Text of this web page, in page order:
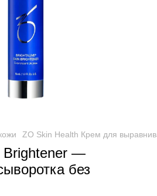
ZO Skin Health Крем для
Brightener —
без